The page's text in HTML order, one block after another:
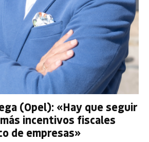
(Opel): «Hay que seguir
incentivos fiscales
de empresas»